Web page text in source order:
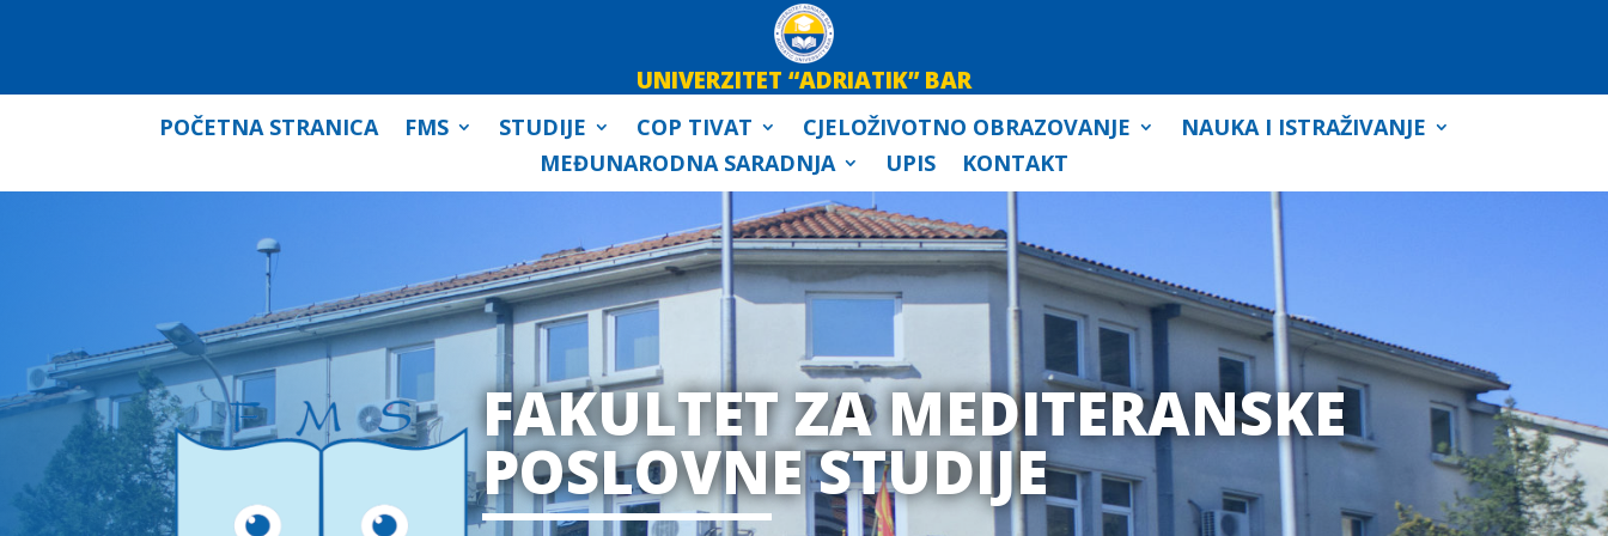
UNIVERZITET “ADRIATIK” BAR
POČETNA STRANICA FMS STUDIJE COP TIVAT CJELOŽIVOTNO OBRAZOVANJE
NAUKA I ISTRAŽIVANJE
MEĐUNARODNA SARADNJA
UPIS KONTAKT
FAKULTET ZA MEDITERANSKE
POSLOVNE STUDIJE